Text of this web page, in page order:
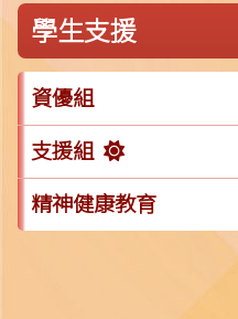
學生支援
資優組
支援組
精神健康教育